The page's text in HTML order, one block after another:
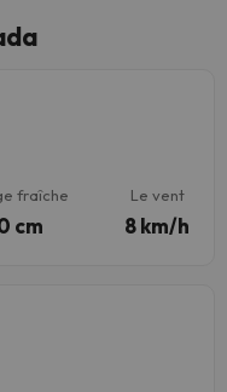
fraîche
cm
Le vent
8 km/h